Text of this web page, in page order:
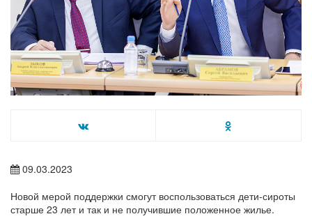
09.03.2023
Новой мерой поддержки смогут воспользоваться дети-сироты
старше 23 лет и так и не получившие положенное жилье.